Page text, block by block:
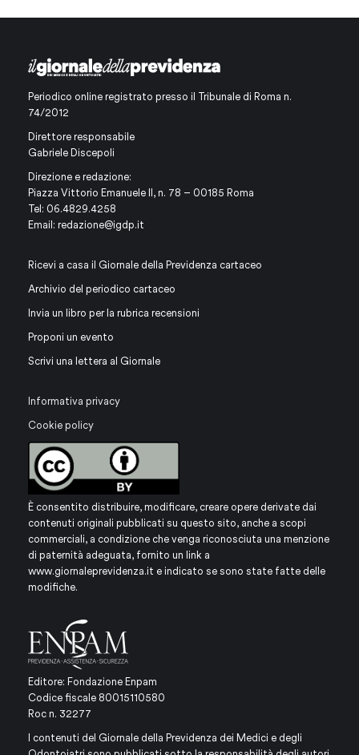
Periodico online registrato presso il Tribunale di Roma n.
74/2012
Direttore responsabile
Gabriele Discepoli
Direzione e redazione:
Piazza Vittorio Emanuele II, n. 78 – 00185 Roma
Tel: 06.4829.4258
Email: redazione@igdp.it
Ricevi a casa il Giornale della Previdenza cartaceo
Archivio del periodico cartaceo
Invia un libro per la rubrica recensioni
Proponi un evento
Scrivi una lettera al Giornale
Informativa privacy
Cookie policy
È consentito distribuire, modificare, creare opere derivate dai
contenuti originali pubblicati su questo sito, anche a scopi
commerciali, a condizione che venga riconosciuta una menzione
di paternità adeguata, fornito un link a
www.giornaleprevidenza.it e indicato se sono state fatte delle
modifiche.
Editore: Fondazione Enpam
Codice fiscale 80015110580
Roc n. 32277
I contenuti del Giornale della Previdenza dei Medici e degli